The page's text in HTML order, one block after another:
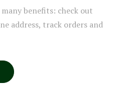
benefits: check out
address, track orders and